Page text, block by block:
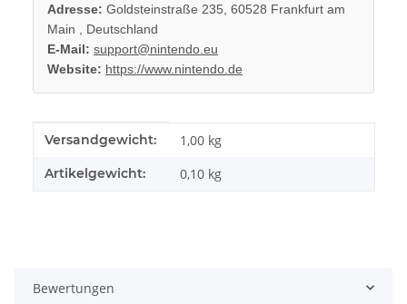
Adresse: Goldsteinstraße 235, 60528 Frankfurt am
Main , Deutschland
E-Mail: support@nintendo.eu
Website: https://www.nintendo.de
Produkteigenschaft
Wert
Versandgewicht: 1,00 kg
Artikelgewicht: 0,10 kg
Bewertungen